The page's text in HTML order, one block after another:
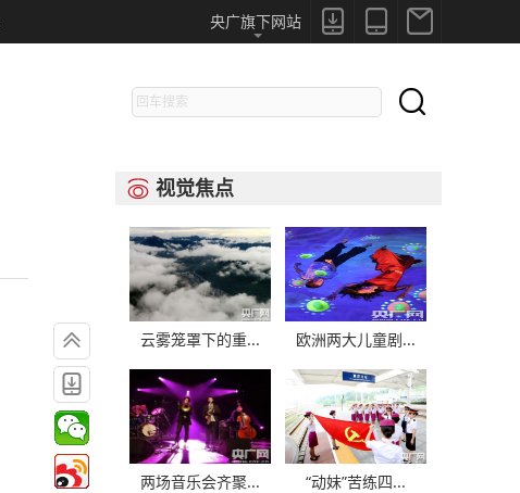



央广旗下网站



 视觉焦点
云雾笼罩下的重... 欧洲两大儿童剧...
两场音乐会齐聚... “动妹”苦练四...